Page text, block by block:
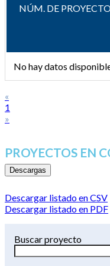
NÚM. DE
No hay datos
«
1
»
PROYECTOS EN
Descargas
Descargar listado en CSV
Descargar listado en PDF
Buscar proyecto